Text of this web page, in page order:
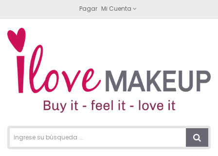
Pagar Mi Cuenta